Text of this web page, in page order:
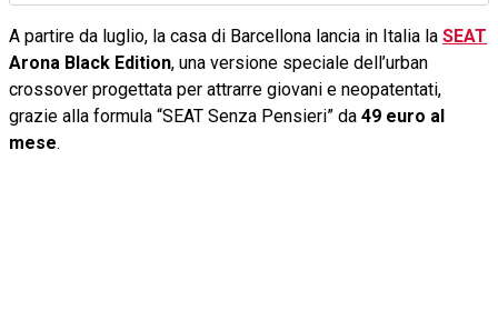
A partire da luglio, la casa di Barcellona lancia in Italia la SEAT
Arona Black Edition, una versione speciale dell’urban
crossover progettata per attrarre giovani e neopatentati,
grazie alla formula “SEAT Senza Pensieri” da 49 euro al
mese.